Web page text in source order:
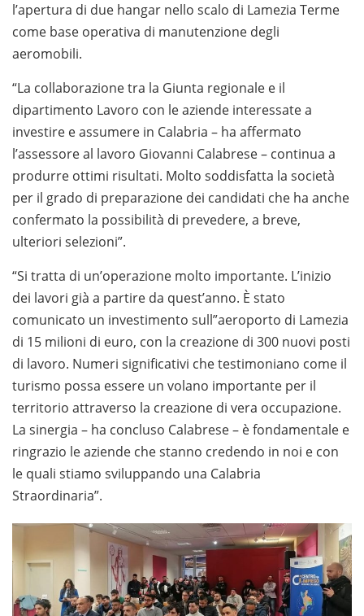
l’apertura di due hangar nello scalo di Lamezia Terme
come base operativa di manutenzione degli
aeromobili.
“La collaborazione tra la Giunta regionale e il
dipartimento Lavoro con le aziende interessate a
investire e assumere in Calabria – ha affermato
l’assessore al lavoro Giovanni Calabrese – continua a
produrre ottimi risultati. Molto soddisfatta la società
per il grado di preparazione dei candidati che ha anche
confermato la possibilità di prevedere, a breve,
ulteriori selezioni”.
“Si tratta di un’operazione molto importante. L’inizio
dei lavori già a partire da quest’anno. È stato
comunicato un investimento sull”aeroporto di Lamezia
di 15 milioni di euro, con la creazione di 300 nuovi posti
di lavoro. Numeri significativi che testimoniano come il
turismo possa essere un volano importante per il
territorio attraverso la creazione di vera occupazione.
La sinergia – ha concluso Calabrese – è fondamentale e
ringrazio le aziende che stanno credendo in noi e con
le quali stiamo sviluppando una Calabria
Straordinaria”.